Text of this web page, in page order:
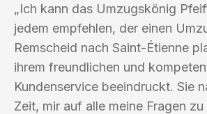
„Ich kann das Umzugskönig
jedem empfehlen, der einen
Remscheid nach Saint-Étienne
ihrem freundlichen und
Kundenservice beeindruckt. Sie
Zeit, mir auf alle meine Fragen